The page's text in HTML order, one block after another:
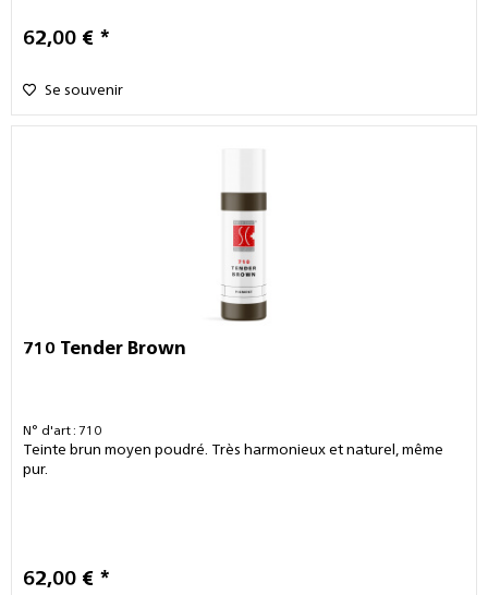
62,00 € *
Se souvenir
710 Tender Brown
N° d'art : 710
Teinte brun moyen poudré. Très harmonieux et naturel, même
pur.
62,00 € *